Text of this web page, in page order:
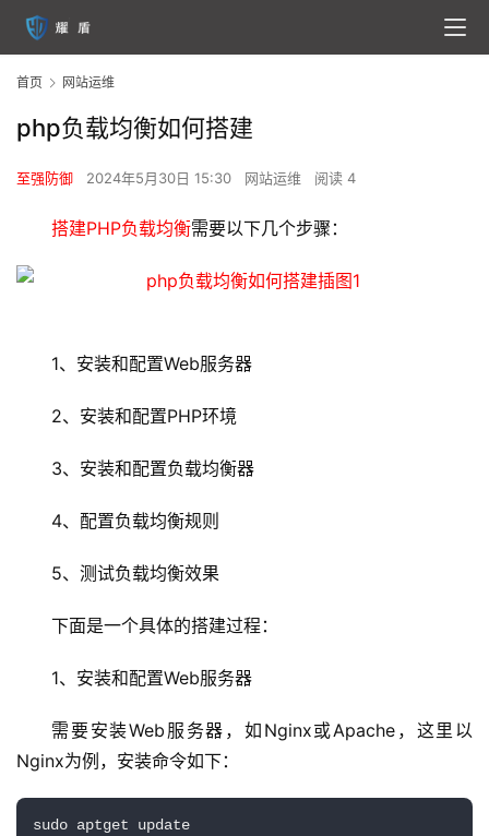
首页 网站运维
php负载均衡如何搭建
至强防御 2024年5月30日 15:30 网站运维 阅读 4
搭建PHP负载均衡需要以下几个步骤：
1、安装和配置Web服务器
2、安装和配置PHP环境
3、安装和配置负载均衡器
4、配置负载均衡规则
5、测试负载均衡效果
下面是一个具体的搭建过程：
1、安装和配置Web服务器
需要安装Web服务器，如Nginx或Apache，这里以
Nginx为例，安装命令如下：
sudo aptget update